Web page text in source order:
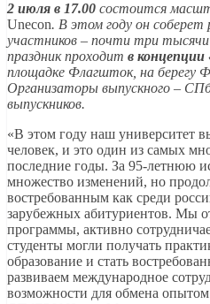
2 июля в 17.00 состоится
Unecon. В этом году он соберет
участников – почти три
праздник проходит в концепции
площадке Флагшток, на берегу
Организаторы выпускного –
выпускников.
«В этом году наш университет
человек, и это один из самых
последние годы. За 95-летнюю
множество изменений, но
востребованным как среди
зарубежных абитуриентов. Мы
программы, активно
студенты могли получать
образование и стать
развиваем международное
возможности для обмена